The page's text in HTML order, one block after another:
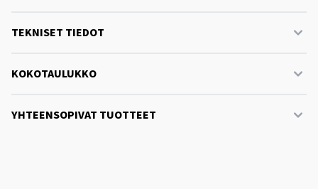
TEKNISET TIEDOT
KOKOTAULUKKO
YHTEENSOPIVAT TUOTTEET